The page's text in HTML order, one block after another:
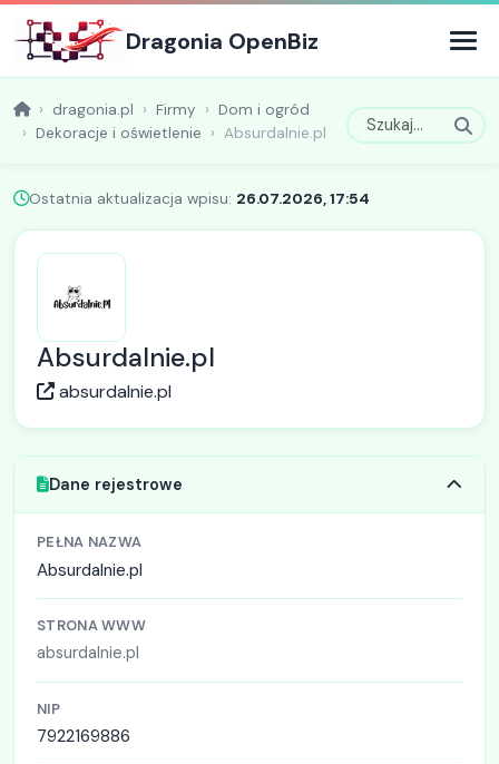
Dragonia OpenBiz
dragonia.pl Firmy
Dom i ogród
Dekoracje i oświetlenie
Absurdalnie.pl
Ostatnia aktualizacja wpisu: 26.07.2026, 17:54
Absurdalnie.pl
absurdalnie.pl
Dane rejestrowe
PEŁNA NAZWA
Absurdalnie.pl
STRONA WWW
absurdalnie.pl
NIP
7922169886